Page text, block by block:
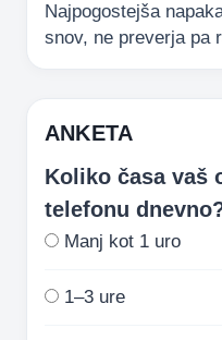
Najpogostejša
snov, ne preverja pa
ANKETA
Koliko časa vaš
telefonu
Manj kot 1 uro
1–3 ure